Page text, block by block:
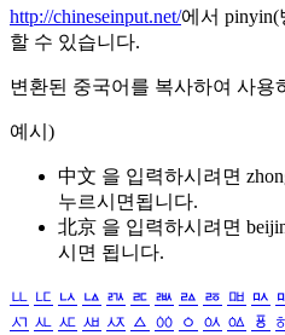
http://chineseinput.net/에서
할 수 있습니다.
변환된 중국어를 복사하여 사용
예시)
中文 을 입력하시려면
누르시면됩니다.
北京 을 입력하시려면
시면 됩니다.
ㅥ ㅦ ㅧ ㅨ ㅩ ㅪ ㅫ ㅬ ㅭ ㅮ ㅯ
ㅺ ㅻ ㅼ ㅽ ㅾ ㅿ ㆀ ㆁ ㆂ ㆃ ㆄ